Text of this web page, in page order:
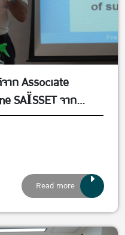
าก Associate
SAÏSSET จาก
L’Institut Agro
สเป็นวิทยากร
ศษประกอบรายวิชา
หกรณ์และกิจการเพื่อ
case of Agri
Read more